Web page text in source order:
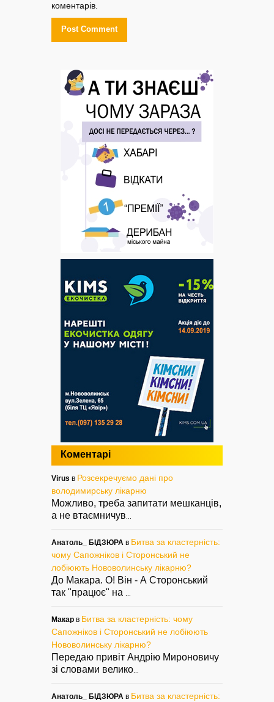
коментарів.
Коментарі
Virus в Розсекречуємо дані про
володимирську лікарню
Можливо, треба запитати мешканців,
а не втаємничув
Анатоль_ БІДЗЮРА в Битва за кластерність:
чому Сапожніков і Сторонський не
лобіюють Нововолинську лікарню?
До Макара. О! Він - А Сторонський
так "працює" на
Макар в Битва за кластерність: чому
Сапожніков і Сторонський не лобіюють
Нововолинську лікарню?
Передаю привіт Андрію Мироновичу
зі словами велико
Анатоль_ БІДЗЮРА в Битва за кластерність: